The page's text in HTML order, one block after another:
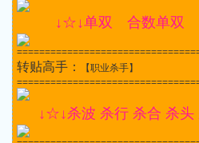
↓☆↓单双 合数单
转贴高手：
【职业杀手】
↓☆↓杀波 杀行 杀合 杀